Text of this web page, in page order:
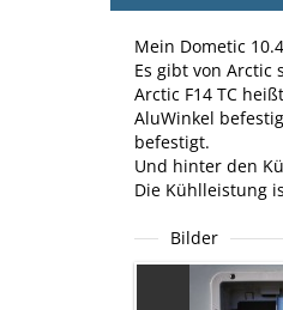
Mein Dometic
Es gibt von Arctic
Arctic F14 TC
AluWinkel
befestigt.
Und hinter den
Die Kühlleistung
Bilder